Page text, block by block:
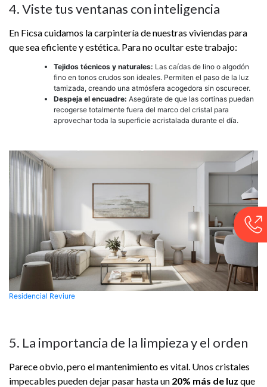
4. Viste tus ventanas con inteligencia
En Ficsa cuidamos la carpintería de nuestras viviendas para
que sea eficiente y estética. Para no ocultar este trabajo:
Tejidos técnicos y naturales: Las caídas de lino o algodón
fino en tonos crudos son ideales. Permiten el paso de la luz
tamizada, creando una atmósfera acogedora sin oscurecer.
Despeja el encuadre: Asegúrate de que las cortinas puedan
recogerse totalmente fuera del marco del cristal para
aprovechar toda la superficie acristalada durante el día.
Residencial Reviure
5. La importancia de la limpieza y el orden
Parece obvio, pero el mantenimiento es vital. Unos cristales
impecables pueden dejar pasar hasta un 20% más de luz que